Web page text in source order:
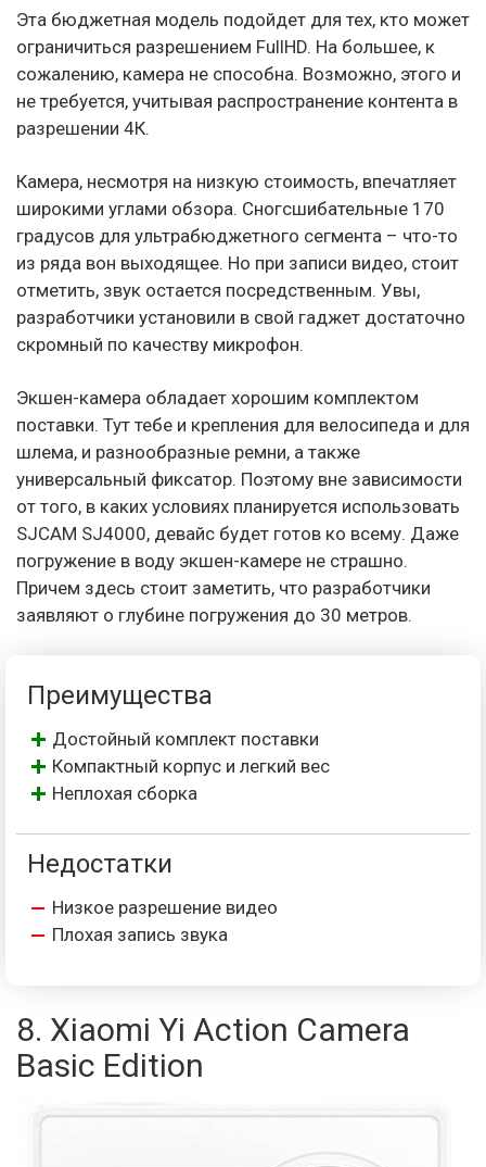
Эта бюджетная модель подойдет для тех, кто может
ограничиться разрешением FullHD. На большее, к
сожалению, камера не способна. Возможно, этого и
не требуется, учитывая распространение контента в
разрешении 4К.
Камера, несмотря на низкую стоимость, впечатляет
широкими углами обзора. Сногсшибательные 170
градусов для ультрабюджетного сегмента – что-то
из ряда вон выходящее. Но при записи видео, стоит
отметить, звук остается посредственным. Увы,
разработчики установили в свой гаджет достаточно
скромный по качеству микрофон.
Экшен-камера обладает хорошим комплектом
поставки. Тут тебе и крепления для велосипеда и для
шлема, и разнообразные ремни, а также
универсальный фиксатор. Поэтому вне зависимости
от того, в каких условиях планируется использовать
SJCAM SJ4000, девайс будет готов ко всему. Даже
погружение в воду экшен-камере не страшно.
Причем здесь стоит заметить, что разработчики
заявляют о глубине погружения до 30 метров.
Преимущества
Достойный комплект поставки
Компактный корпус и легкий вес
Неплохая сборка
Недостатки
Низкое разрешение видео
Плохая запись звука
8. Xiaomi Yi Action Camera
Basic Edition